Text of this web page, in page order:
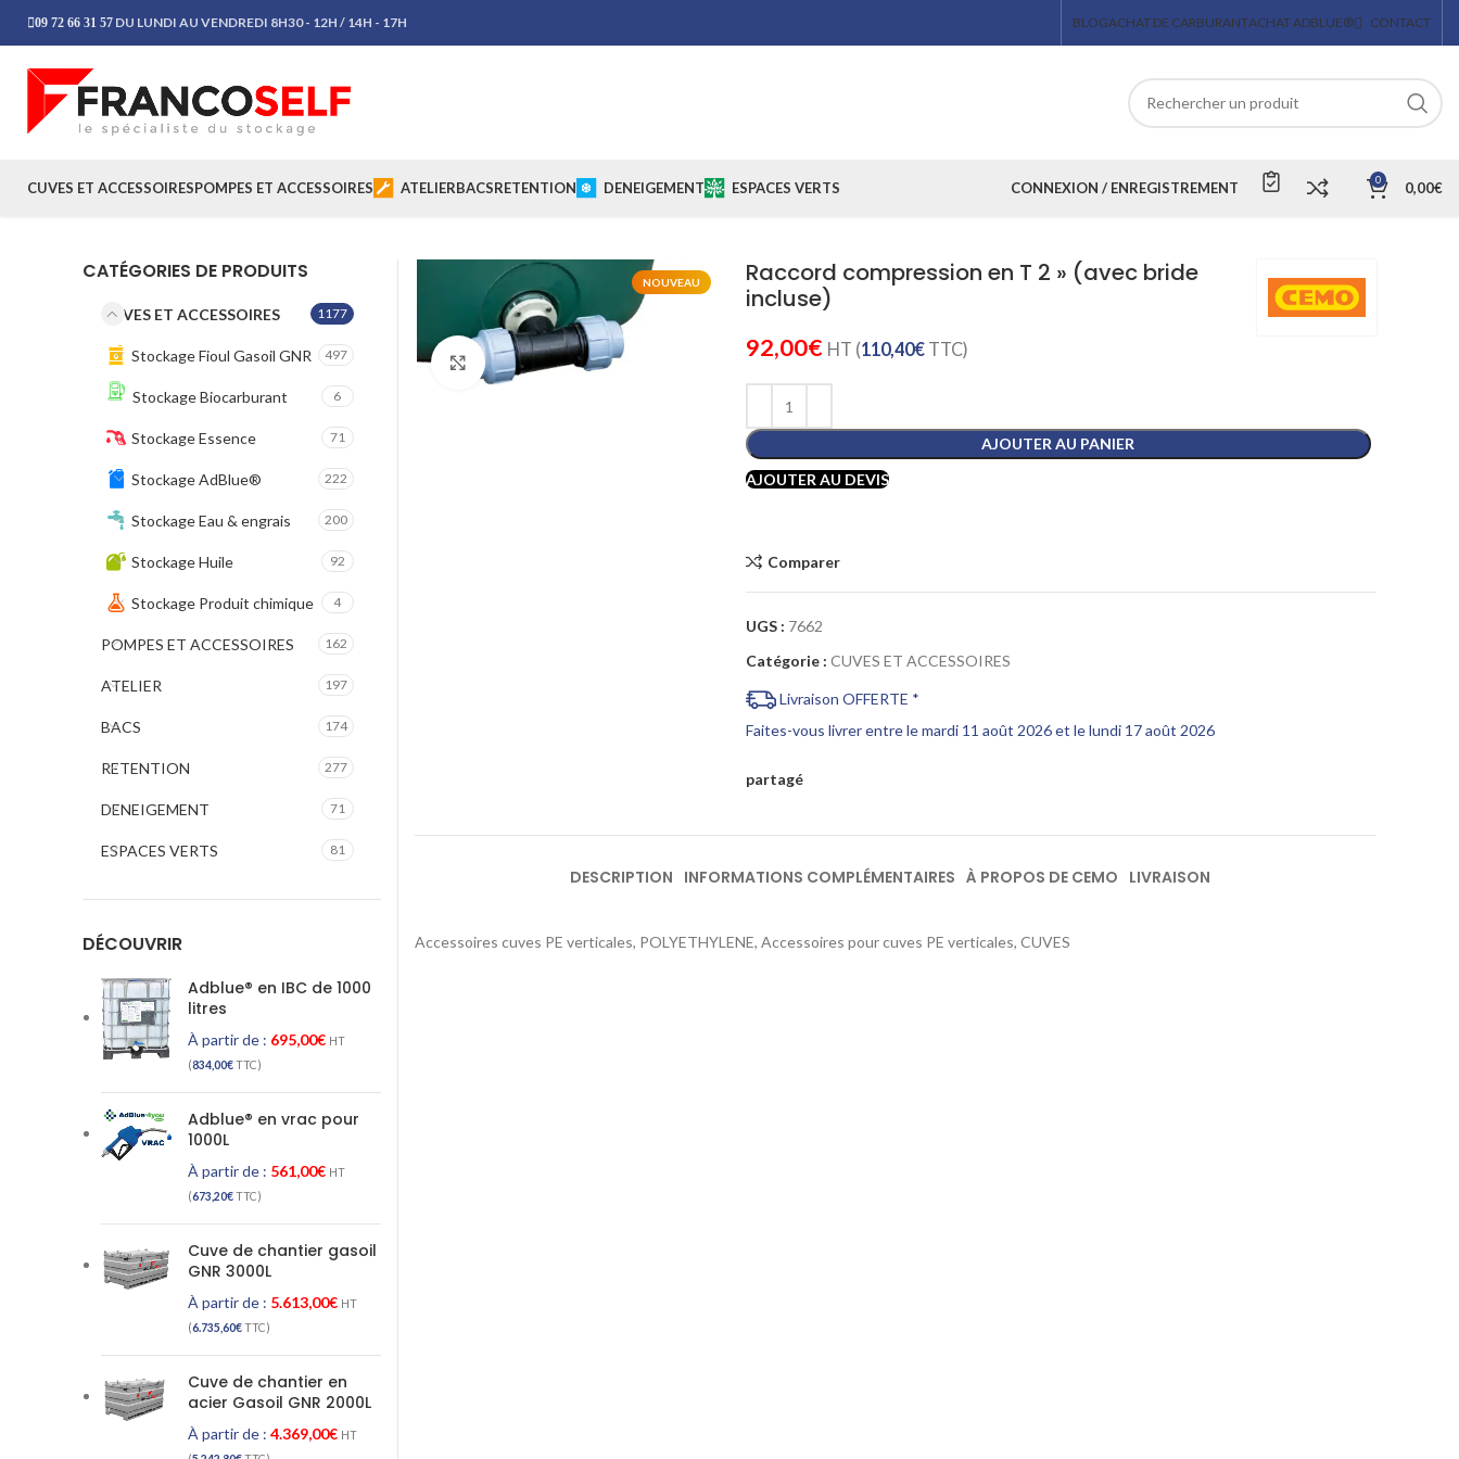
09 72 66 31 57 DU LUNDI AU VENDREDI 8H30 - 12H / 14H - 17H BLOGACHAT DE CARBURANTACHAT ADBLUE® CONTACT
CUVES ET ACCESSOIRESPOMPES ET ACCESSOIRES ATELIERBACSRETENTION DENEIGEMENT ESPACES VERTS CONNEXION / ENREGISTREMENT 0 0,00€
NOUVEAU
Cliquez pour agrandir
Raccord compression en T 2 » (avec bride
incluse)
92,00€ HT (110,40€TTC)
AJOUTER AU PANIER
AJOUTER AU DEVIS
Comparer
UGS : 7662
Catégorie : CUVES ET ACCESSOIRES
Livraison OFFERTE *
Faites-vous livrer entre le mardi 11 août 2026 et le lundi 17 août 2026
partagé
DESCRIPTION INFORMATIONS COMPLÉMENTAIRES À PROPOS DE CEMO LIVRAISON
Accessoires cuves PE verticales, POLYETHYLENE, Accessoires pour cuves PE verticales, CUVES
CATÉGORIES DE PRODUITS
CUVES ET ACCESSOIRES 1177
Stockage Fioul Gasoil GNR 497
Stockage Biocarburant 6
Stockage Essence 71
Stockage AdBlue® 222
Stockage Eau & engrais 200
Stockage Huile 92
Stockage Produit chimique 4
POMPES ET ACCESSOIRES 162
ATELIER 197
BACS 174
RETENTION 277
DENEIGEMENT 71
ESPACES VERTS 81
DÉCOUVRIR
Adblue® en IBC de 1000
litres
À partir de : 695,00€ HT
(834,00€TTC)
Adblue® en vrac pour
1000L
À partir de : 561,00€ HT
(673,20€TTC)
Cuve de chantier gasoil
GNR 3000L
À partir de : 5.613,00€ HT
(6.735,60€TTC)
Cuve de chantier en
acier Gasoil GNR 2000L
À partir de : 4.369,00€ HT